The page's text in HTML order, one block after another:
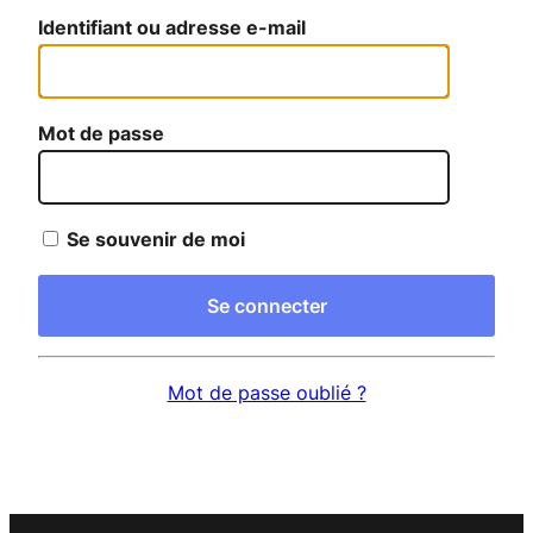
Identifiant ou adresse e-mail
Mot de passe
Se souvenir de moi
Mot de passe oublié ?